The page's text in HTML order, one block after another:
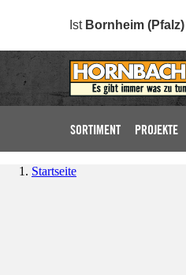
Ist Bornheim (Pfalz)
SORTIMENT PROJEKTE
Startseite